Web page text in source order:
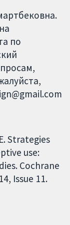
по
Strategies
use:
Cochrane
Issue 11.